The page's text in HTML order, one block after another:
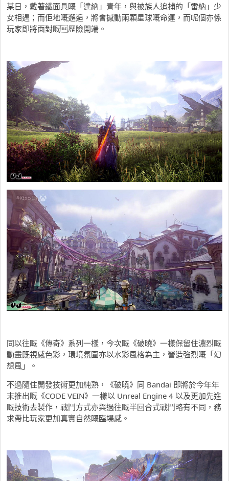
某日，戴著鐵面具嘅「達納」青年，與被族人追捕的「雷納」少
女相遇；而佢地嘅邂逅，將會撼動兩顆星球嘅命運，而呢個亦係
玩家即將面對嘅歷險開端。
同以往嘅《傳奇》系列一樣，今次嘅《破曉》一樣保留住濃烈嘅
動畫既視感色彩，環境氛圍亦以水彩風格為主，營造強烈嘅「幻
想風」。
不過隨住開發技術更加純熟，《破曉》同 Bandai 即將於今年年
末推出嘅《CODE VEIN》一樣以 Unreal Engine 4 以及更加先進
嘅技術去製作，戰鬥方式亦與過往嘅半回合式戰鬥略有不同，務
求帶比玩家更加真實自然嘅臨場感。